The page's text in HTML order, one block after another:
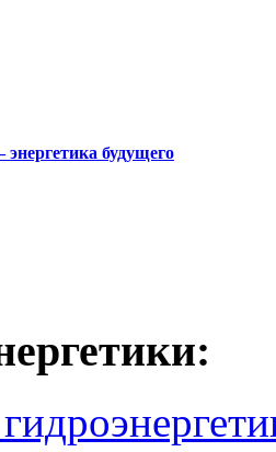
энергетика будущего